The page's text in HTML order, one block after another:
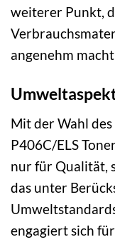
weiterer Punkt,
angenehm
Mit der Wahl des
P406C/ELS
nur für Qualität,
das unter
engagiert sich